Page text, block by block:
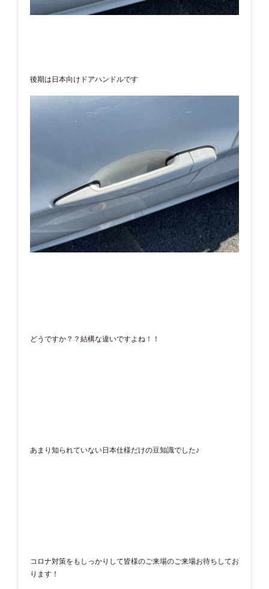
後期は日本向けドアハンドルです
どうですか？？結構な違いですよね！！
あまり知られていない日本仕様だけの豆知識でした♪
コロナ対策をもしっかりして皆様のご来場のご来場お待ちしてお
ります！